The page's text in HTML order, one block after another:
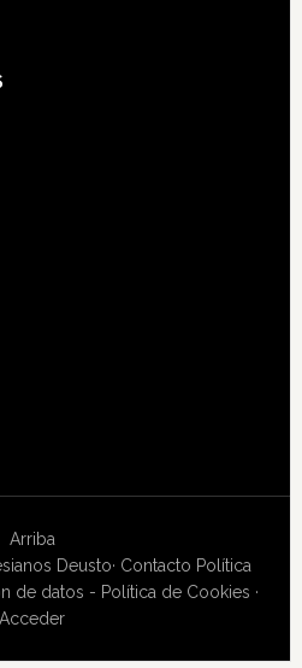
Arriba
Deusto· Contacto Política
de datos - Política de Cookies ·
Acceder